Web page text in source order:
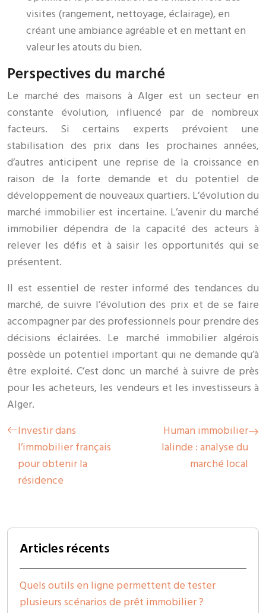
visites (rangement, nettoyage, éclairage), en
créant une ambiance agréable et en mettant en
valeur les atouts du bien.
Perspectives du marché
Le marché des maisons à Alger est un secteur en
constante évolution, influencé par de nombreux
facteurs. Si certains experts prévoient une
stabilisation des prix dans les prochaines années,
d’autres anticipent une reprise de la croissance en
raison de la forte demande et du potentiel de
développement de nouveaux quartiers. L’évolution du
marché immobilier est incertaine. L’avenir du marché
immobilier dépendra de la capacité des acteurs à
relever les défis et à saisir les opportunités qui se
présentent.
Il est essentiel de rester informé des tendances du
marché, de suivre l’évolution des prix et de se faire
accompagner par des professionnels pour prendre des
décisions éclairées. Le marché immobilier algérois
possède un potentiel important qui ne demande qu’à
être exploité. C’est donc un marché à suivre de près
pour les acheteurs, les vendeurs et les investisseurs à
Alger.
Investir dans
l’immobilier français
pour obtenir la
résidence
Human immobilier
lalinde : analyse du
marché local
Articles récents
Quels outils en ligne permettent de tester
plusieurs scénarios de prêt immobilier ?